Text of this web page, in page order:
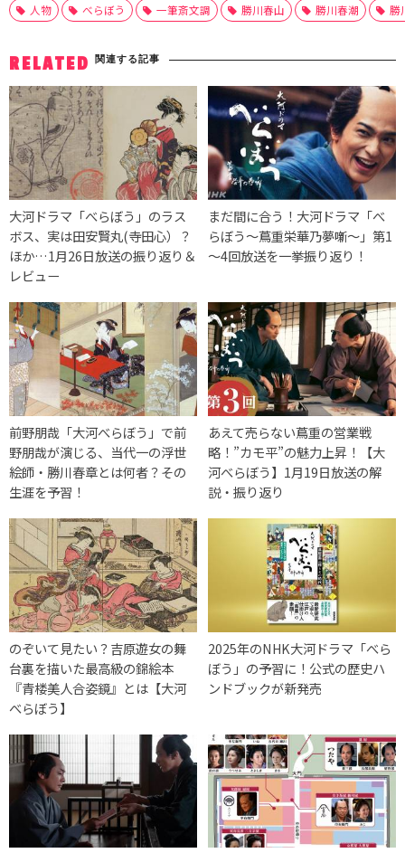
人物 べらぼう 一筆斎文調 勝川春山 勝川春潮 勝
RELATED 関連する記事
大河ドラマ「べらぼう」のラス
ボス、実は田安賢丸(寺田心）？
ほか…1月26日放送の振り返り＆
レビュー
まだ間に合う！大河ドラマ「べ
らぼう～蔦重栄華乃夢噺～」第1
～4回放送を一挙振り返り！
前野朋哉「大河べらぼう」で前
野朋哉が演じる、当代一の浮世
絵師・勝川春章とは何者？その
生涯を予習！
あえて売らない蔦重の営業戦
略！”カモ平”の魅力上昇！【大
河べらぼう】1月19日放送の解
説・振り返り
のぞいて見たい？吉原遊女の舞
台裏を描いた最高級の錦絵本
『青楼美人合姿鏡』とは【大河
べらぼう】
2025年のNHK大河ドラマ「べら
ぼう」の予習に！公式の歴史ハ
ンドブックが新発売